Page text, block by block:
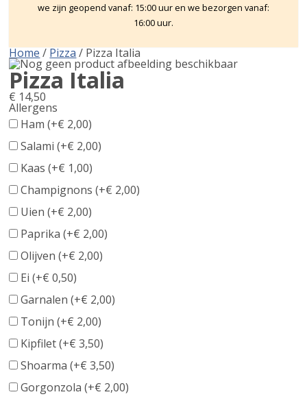
we zijn geopend vanaf: 15:00 uur en we bezorgen vanaf:
16:00 uur.
Home / Pizza / Pizza Italia
Pizza Italia
€ 14,50
Allergens
Product
allergen
information
Ham (+€ 2,00)
Salami (+€ 2,00)
Kaas (+€ 1,00)
Champignons (+€ 2,00)
Uien (+€ 2,00)
Paprika (+€ 2,00)
Olijven (+€ 2,00)
Ei (+€ 0,50)
Garnalen (+€ 2,00)
Tonijn (+€ 2,00)
Kipfilet (+€ 3,50)
Shoarma (+€ 3,50)
Gorgonzola (+€ 2,00)